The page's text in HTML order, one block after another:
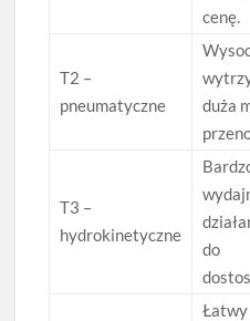
cenę.
T2 –
pneumatyczne
duża
T3 –
hydrokinetyczne
do